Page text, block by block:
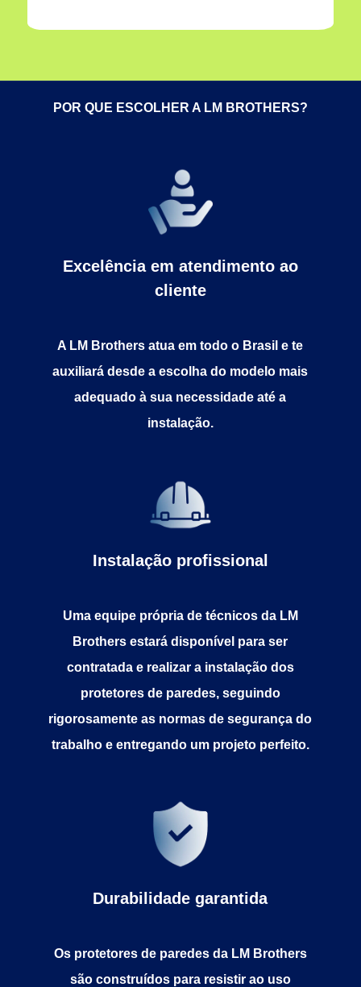
POR QUE ESCOLHER A LM BROTHERS?
Excelência em atendimento ao
cliente
A LM Brothers atua em todo o Brasil e te
auxiliará desde a escolha do modelo mais
adequado à sua necessidade até a
instalação.
Instalação profissional
Uma equipe própria de técnicos da LM
Brothers estará disponível para ser
contratada e realizar a instalação dos
protetores de paredes, seguindo
rigorosamente as normas de segurança do
trabalho e entregando um projeto perfeito.
Durabilidade garantida
Os protetores de paredes da LM Brothers
são construídos para resistir ao uso